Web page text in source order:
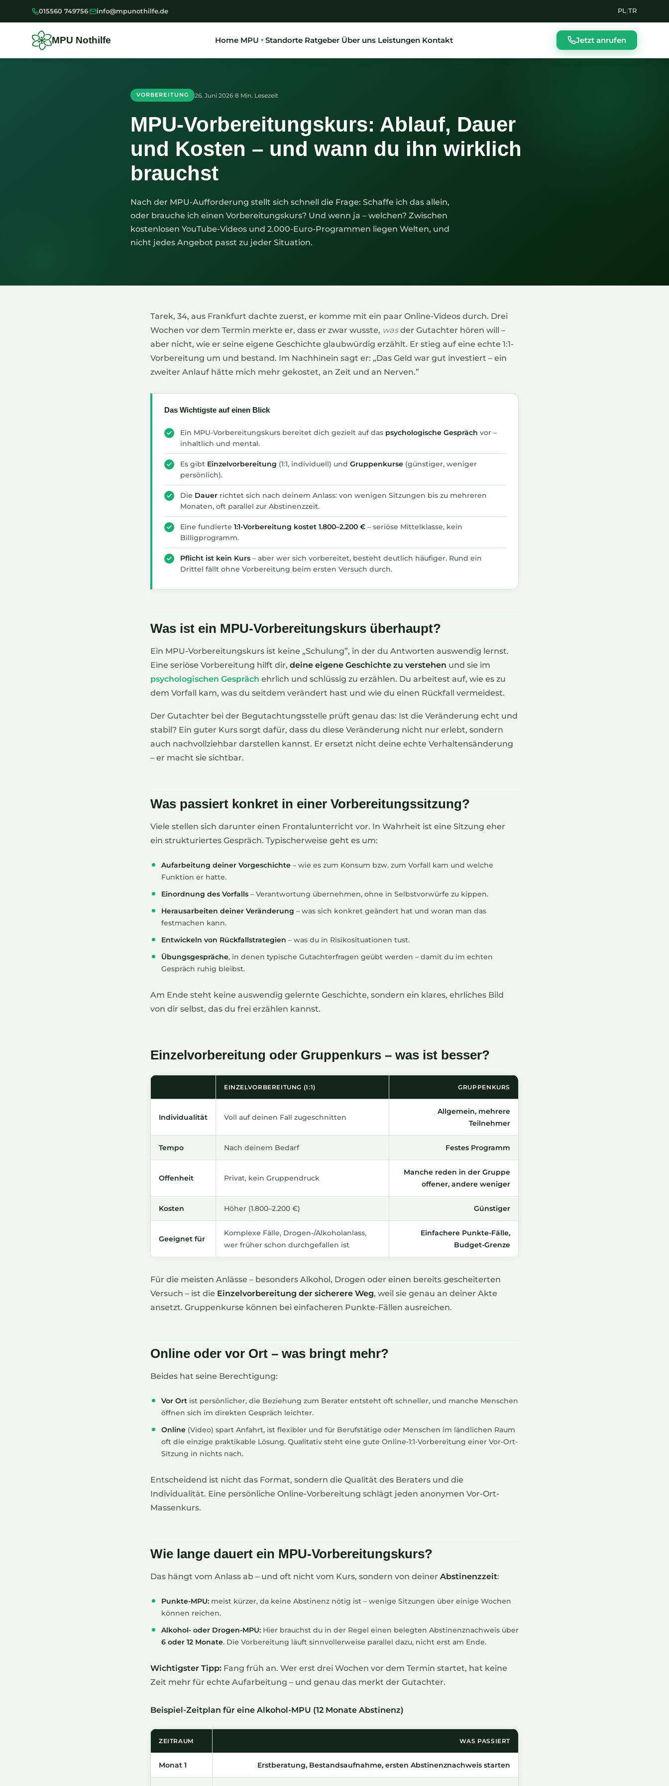
springen
015560 749756· info@mpunothilfe.de PL|TR
MPU Nothilfe Home MPU Standorte Ratgeber Über uns Leistungen Kontakt Jetzt anrufen
VORBEREITUNG 26. Juni 2026·8 Min. Lesezeit
MPU-Vorbereitungskurs: Ablauf, Dauer
und Kosten – und wann du ihn wirklich
brauchst
Nach der MPU-Aufforderung stellt sich schnell die Frage: Schaffe ich das allein,
oder brauche ich einen Vorbereitungskurs? Und wenn ja – welchen? Zwischen
kostenlosen YouTube-Videos und 2.000-Euro-Programmen liegen Welten, und
nicht jedes Angebot passt zu jeder Situation.
Tarek, 34, aus Frankfurt dachte zuerst, er komme mit ein paar Online-Videos durch. Drei
Wochen vor dem Termin merkte er, dass er zwar wusste, wasder Gutachter hören will –
aber nicht, wie er seine eigene Geschichte glaubwürdig erzählt. Er stieg auf eine echte 1:1-
Vorbereitung um und bestand. Im Nachhinein sagt er: „Das Geld war gut investiert – ein
zweiter Anlauf hätte mich mehr gekostet, an Zeit und an Nerven.”
Das Wichtigste auf einen Blick
Ein MPU-Vorbereitungskurs bereitet dich gezielt auf das psychologische Gespräch vor –
inhaltlich und mental.
Es gibt Einzelvorbereitung (1:1, individuell) und Gruppenkurse (günstiger, weniger
persönlich).
Die Dauer richtet sich nach deinem Anlass: von wenigen Sitzungen bis zu mehreren
Monaten, oft parallel zur Abstinenzzeit.
Eine fundierte 1:1-Vorbereitung kostet 1.800–2.200 € – seriöse Mittelklasse, kein
Billigprogramm.
Pflicht ist kein Kurs – aber wer sich vorbereitet, besteht deutlich häufiger. Rund ein
Drittel fällt ohne Vorbereitung beim ersten Versuch durch.
Was ist ein MPU-Vorbereitungskurs überhaupt?
Ein MPU-Vorbereitungskurs ist keine „Schulung”, in der du Antworten auswendig lernst.
Eine seriöse Vorbereitung hilft dir, deine eigene Geschichte zu verstehen und sie im
psychologischen Gespräch ehrlich und schlüssig zu erzählen. Du arbeitest auf, wie es zu
dem Vorfall kam, was du seitdem verändert hast und wie du einen Rückfall vermeidest.
Der Gutachter bei der Begutachtungsstelle prüft genau das: Ist die Veränderung echt und
stabil? Ein guter Kurs sorgt dafür, dass du diese Veränderung nicht nur erlebt, sondern
auch nachvollziehbar darstellen kannst. Er ersetzt nicht deine echte Verhaltensänderung
– er macht sie sichtbar.
Was passiert konkret in einer Vorbereitungssitzung?
Viele stellen sich darunter einen Frontalunterricht vor. In Wahrheit ist eine Sitzung eher
ein strukturiertes Gespräch. Typischerweise geht es um:
Aufarbeitung deiner Vorgeschichte – wie es zum Konsum bzw. zum Vorfall kam und welche
Funktion er hatte.
Einordnung des Vorfalls – Verantwortung übernehmen, ohne in Selbstvorwürfe zu kippen.
Herausarbeiten deiner Veränderung – was sich konkret geändert hat und woran man das
festmachen kann.
Entwickeln von Rückfallstrategien – was du in Risikosituationen tust.
Übungsgespräche, in denen typische Gutachterfragen geübt werden – damit du im echten
Gespräch ruhig bleibst.
Am Ende steht keine auswendig gelernte Geschichte, sondern ein klares, ehrliches Bild
von dir selbst, das du frei erzählen kannst.
Einzelvorbereitung oder Gruppenkurs – was ist besser?
EINZELVORBEREITUNG (1:1) GRUPPENKURS
Individualität Voll auf deinen Fall zugeschnitten
Allgemein, mehrere
Teilnehmer
Tempo Nach deinem Bedarf Festes Programm
Offenheit Privat, kein Gruppendruck
Manche reden in der Gruppe
offener, andere weniger
Kosten Höher (1.800–2.200 €) Günstiger
Geeignet für
Komplexe Fälle, Drogen-/Alkoholanlass,
wer früher schon durchgefallen ist
Einfachere Punkte-Fälle,
Budget-Grenze
Für die meisten Anlässe – besonders Alkohol, Drogen oder einen bereits gescheiterten
Versuch – ist die Einzelvorbereitung der sicherere Weg, weil sie genau an deiner Akte
ansetzt. Gruppenkurse können bei einfacheren Punkte-Fällen ausreichen.
Online oder vor Ort – was bringt mehr?
Beides hat seine Berechtigung:
Vor Ort ist persönlicher, die Beziehung zum Berater entsteht oft schneller, und manche Menschen
öffnen sich im direkten Gespräch leichter.
Online (Video) spart Anfahrt, ist flexibler und für Berufstätige oder Menschen im ländlichen Raum
oft die einzige praktikable Lösung. Qualitativ steht eine gute Online-1:1-Vorbereitung einer Vor-Ort-
Sitzung in nichts nach.
Entscheidend ist nicht das Format, sondern die Qualität des Beraters und die
Individualität. Eine persönliche Online-Vorbereitung schlägt jeden anonymen Vor-Ort-
Massenkurs.
Wie lange dauert ein MPU-Vorbereitungskurs?
Das hängt vom Anlass ab – und oft nicht vom Kurs, sondern von deiner Abstinenzzeit:
Punkte-MPU: meist kürzer, da keine Abstinenz nötig ist – wenige Sitzungen über einige Wochen
können reichen.
Alkohol- oder Drogen-MPU: Hier brauchst du in der Regel einen belegten Abstinenznachweis über
6 oder 12 Monate. Die Vorbereitung läuft sinnvollerweise parallel dazu, nicht erst am Ende.
Wichtigster Tipp: Fang früh an. Wer erst drei Wochen vor dem Termin startet, hat keine
Zeit mehr für echte Aufarbeitung – und genau das merkt der Gutachter.
Beispiel-Zeitplan für eine Alkohol-MPU (12 Monate Abstinenz)
ZEITRAUM WAS PASSIERT
Monat 1 Erstberatung, Bestandsaufnahme, ersten Abstinenznachweis starten